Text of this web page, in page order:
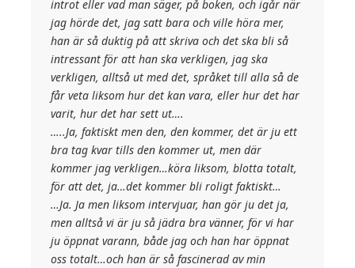
introt eller vad man säger, på boken, och igår när
jag hörde det, jag satt bara och ville höra mer,
han är så duktig på att skriva och det ska bli så
intressant för att han ska verkligen, jag ska
verkligen, alltså ut med det, språket till alla så de
får veta liksom hur det kan vara, eller hur det har
varit, hur det har sett ut….
…..Ja, faktiskt men den, den kommer, det är ju ett
bra tag kvar tills den kommer ut, men där
kommer jag verkligen…köra liksom, blotta totalt,
för att det, ja…det kommer bli roligt faktiskt…
…Ja. Ja men liksom intervjuar, han gör ju det ja,
men alltså vi är ju så jädra bra vänner, för vi har
ju öppnat varann, både jag och han har öppnat
oss totalt…och han är så fascinerad av min